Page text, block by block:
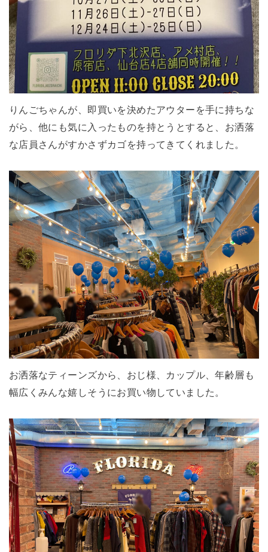
りんごちゃんが、即買いを決めたアウターを手に持ちな
がら、他にも気に入ったものを持とうとすると、お洒落
な店員さんがすかさずカゴを持ってきてくれました。
お洒落なティーンズから、おじ様、カップル、年齢層も
幅広くみんな嬉しそうにお買い物していました。